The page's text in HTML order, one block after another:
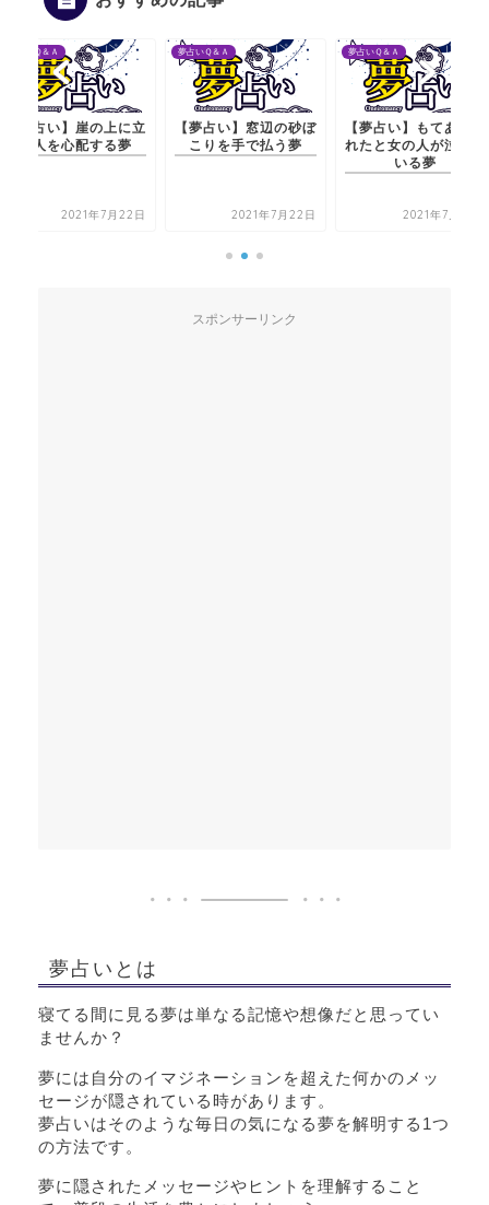
夢占いＱ＆Ａ
【夢占い】崖の上に立
つ人を心配する夢
2021年7月22日
夢占いＱ＆Ａ
【夢占い】窓辺の砂ぼ
こりを手で払う夢
2021年7月22日
夢占いＱ＆Ａ
【夢占い】もてあそば
れたと女の人が泣いて
いる夢
2021年7月20日
スポンサーリンク
夢占いとは
寝てる間に見る夢は単なる記憶や想像だと思ってい
ませんか？
夢には自分のイマジネーションを超えた何かのメッ
セージが隠されている時があります。
夢占いはそのような毎日の気になる夢を解明する1つ
の方法です。
夢に隠されたメッセージやヒントを理解すること